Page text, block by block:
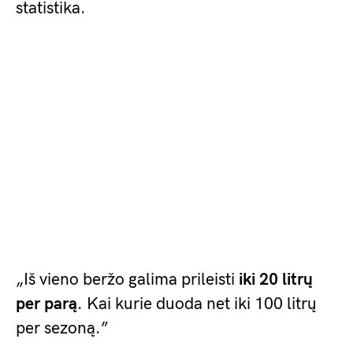
statistika.
„Iš vieno beržo galima prileisti iki 20 litrų
per parą. Kai kurie duoda net iki 100 litrų
per sezoną.”